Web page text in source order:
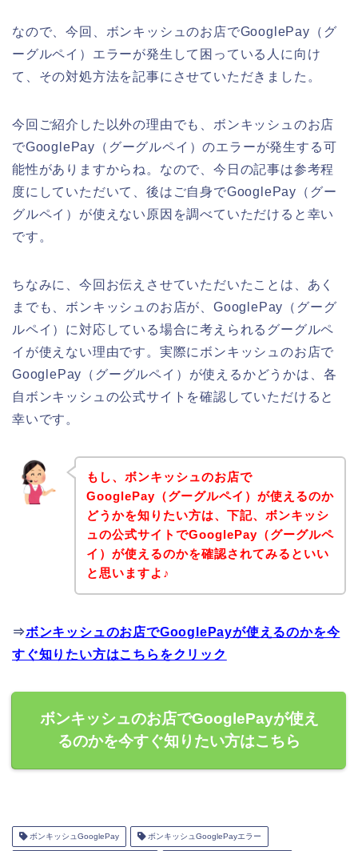
なので、今回、ボンキッシュのお店でGooglePay（グ
ーグルペイ）エラーが発生して困っている人に向け
て、その対処方法を記事にさせていただきました。
今回ご紹介した以外の理由でも、ボンキッシュのお店
でGooglePay（グーグルペイ）のエラーが発生する可
能性がありますからね。なので、今日の記事は参考程
度にしていただいて、後はご自身でGooglePay（グー
グルペイ）が使えない原因を調べていただけると幸い
です。
ちなみに、今回お伝えさせていただいたことは、あく
までも、ボンキッシュのお店が、GooglePay（グーグ
ルペイ）に対応している場合に考えられるグーグルペ
イが使えない理由です。実際にボンキッシュのお店で
GooglePay（グーグルペイ）が使えるかどうかは、各
自ボンキッシュの公式サイトを確認していただけると
幸いです。
もし、ボンキッシュのお店で
GooglePay（グーグルペイ）が使えるのか
どうかを知りたい方は、下記、ボンキッシ
ュの公式サイトでGooglePay（グーグルペ
イ）が使えるのかを確認されてみるといい
と思いますよ♪
⇒ボンキッシュのお店でGooglePayが使えるのかを今
すぐ知りたい方はこちらをクリック
ボンキッシュのお店でGooglePayが使え
るのかを今すぐ知りたい方はこちら
ボンキッシュGooglePay ボンキッシュGooglePayエラー